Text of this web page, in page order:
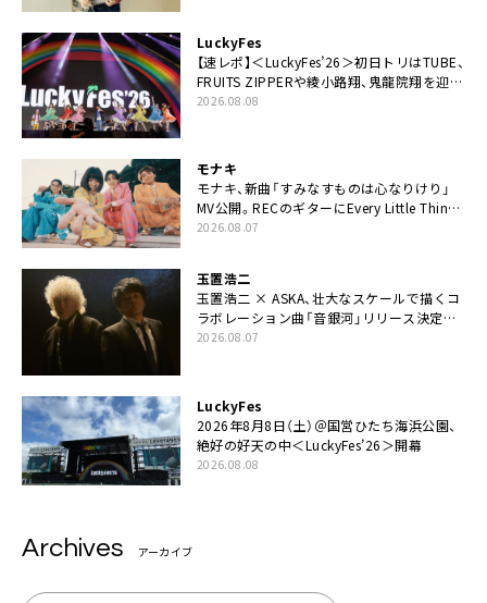
LuckyFes
【速レポ】＜LuckyFes’26＞初日トリはTUBE、
FRUITS ZIPPERや綾小路翔、鬼龍院翔を迎え
た豪華コラボも「知ってたらぜひ一緒に歌っ
2026.08.08
モナキ
モナキ、新曲「すみなすものは心なりけり」
MV公開。RECのギターにEvery Little Thing・
伊藤一朗参加も
2026.08.07
玉置浩二
玉置浩二 × ASKA、壮大なスケールで描くコ
ラボレーション曲「音銀河」リリース決定。
カップリングには新曲「命の宿り」収録も
2026.08.07
LuckyFes
2026年8月8日（土）＠国営ひたち海浜公園、
絶好の好天の中＜LuckyFes’26＞開幕
2026.08.08
Archives アーカイブ